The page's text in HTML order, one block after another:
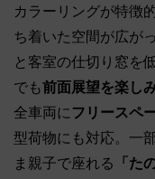
カラーリングが特徴
ち着いた空間が広が
と客室の仕切り窓を
でも前面展望を楽し
全車両に フリースペ
型荷物にも対応。一
ま親子で座れる
「た